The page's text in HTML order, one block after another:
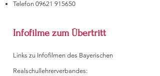
Telefon 09621 915650
Infofilme zum Übertritt
Links zu Infofilmen des Bayerischen
Realschullehrerverbandes: